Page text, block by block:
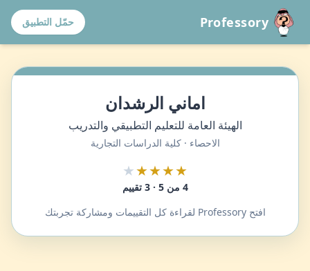
Professory حمّل التطبيق
اماني الرشدان
الهيئة العامة للتعليم التطبيقي والتدريب
الاحصاء · كلية الدراسات التجارية
★★★★
★
4 من 5 · 3 تقييم
افتح Professory لقراءة كل التقييمات ومشاركة تجربتك